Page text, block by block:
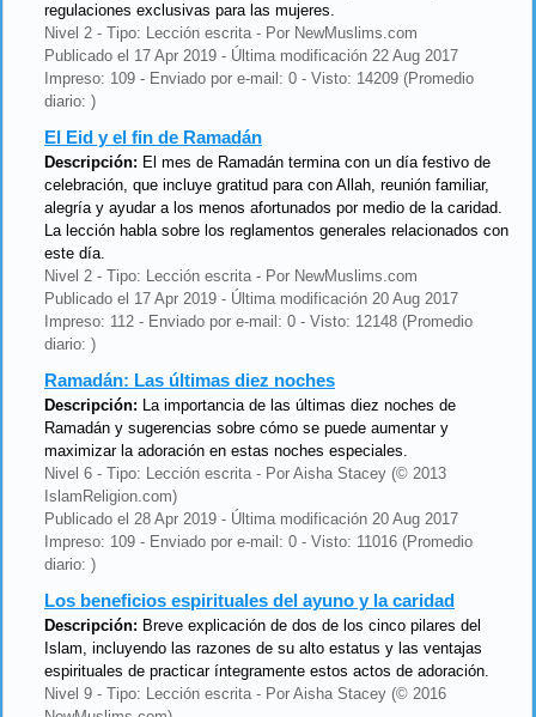
regulaciones exclusivas para las mujeres.
Nivel 2 - Tipo: Lección escrita - Por NewMuslims.com
Publicado el 17 Apr 2019 - Última modificación 22 Aug 2017
Impreso: 109 - Enviado por e-mail: 0 - Visto: 14209 (Promedio
diario: )
El Eid y el fin de Ramadán
Descripción: El mes de Ramadán termina con un día festivo de
celebración, que incluye gratitud para con Allah, reunión familiar,
alegría y ayudar a los menos afortunados por medio de la caridad.
La lección habla sobre los reglamentos generales relacionados con
este día.
Nivel 2 - Tipo: Lección escrita - Por NewMuslims.com
Publicado el 17 Apr 2019 - Última modificación 20 Aug 2017
Impreso: 112 - Enviado por e-mail: 0 - Visto: 12148 (Promedio
diario: )
Ramadán: Las últimas diez noches
Descripción: La importancia de las últimas diez noches de
Ramadán y sugerencias sobre cómo se puede aumentar y
maximizar la adoración en estas noches especiales.
Nivel 6 - Tipo: Lección escrita - Por Aisha Stacey (© 2013
IslamReligion.com)
Publicado el 28 Apr 2019 - Última modificación 20 Aug 2017
Impreso: 109 - Enviado por e-mail: 0 - Visto: 11016 (Promedio
diario: )
Los beneficios espirituales del ayuno y la caridad
Descripción: Breve explicación de dos de los cinco pilares del
Islam, incluyendo las razones de su alto estatus y las ventajas
espirituales de practicar íntegramente estos actos de adoración.
Nivel 9 - Tipo: Lección escrita - Por Aisha Stacey (© 2016